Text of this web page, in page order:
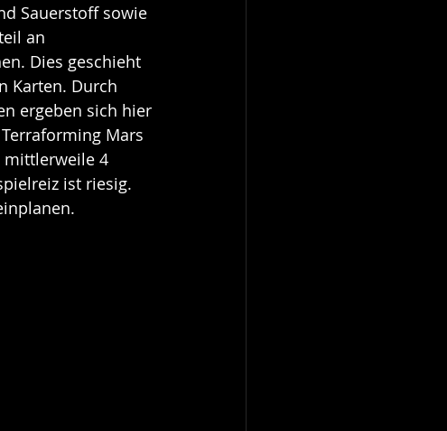
Sauerstoff sowie
an
Dies geschieht
Karten. Durch
ergeben sich hier
Mars
mittlerweile 4
ist riesig.